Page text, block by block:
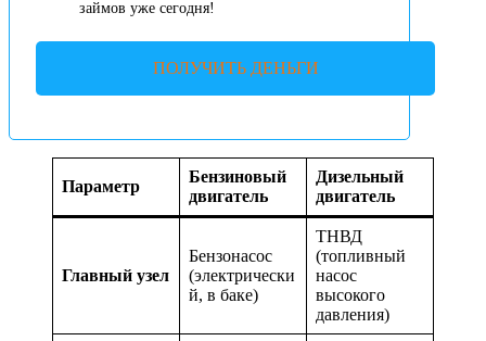
займов уже сегодня!
ПОЛУЧИТЬ ДЕНЬГИ
Параметр
Бензиновый
двигатель
Дизельный
двигатель
Главный узел
Бензонасос
(электрически
й, в баке)
ТНВД
(топливный
насос
высокого
давления)